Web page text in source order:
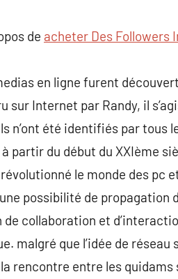
de acheter Des Followers
en ligne furent
sur Internet par Randy, il
n’ont été identifiés par tous
partir du début du XXIème
le monde des pc
possibilité de
de collaboration et
malgré que l’idée de
rencontre entre les